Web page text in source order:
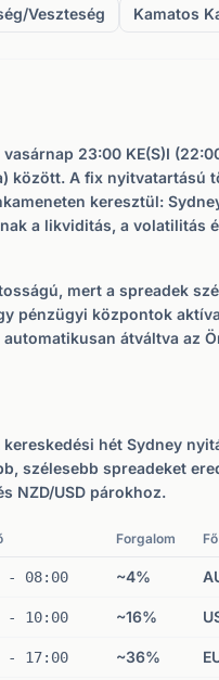
Veszteség Kamatos
23:00 KE(S)I
között. A fix nyitvatartású
keresztül:
a likviditás, a volatilitás
mert a spreadek
pénzügyi központok
átváltva az
kereskedési hét Sydney
szélesebb spreadeket
NZD/USD párokhoz.
Forgalom
- 08:00 ~4%
- 10:00 ~16%
- 17:00 ~36%